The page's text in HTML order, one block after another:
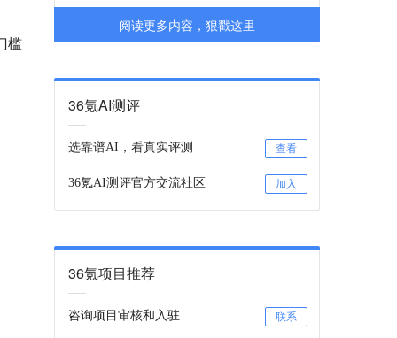
槛
阅读更多内容，狠戳这里
36氪AI测评
选靠谱AI，看真实评测 查看
36氪AI测评官方交流社区 加入
36氪项目推荐
咨询项目审核和入驻 联系